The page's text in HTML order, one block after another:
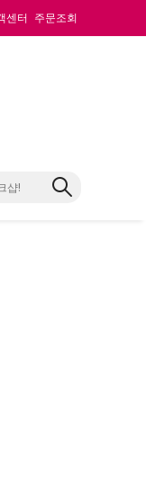
센터 주문조회